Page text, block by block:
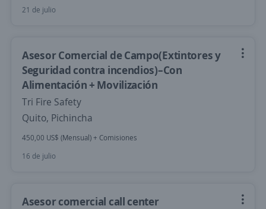
21 de julio
Asesor Comercial de Campo(Extintores y
Seguridad contra incendios)–Con
Alimentación + Movilización
Tri Fire Safety
Quito, Pichincha
450,00 US$ (Mensual) + Comisiones
16 de julio
Asesor comercial call center